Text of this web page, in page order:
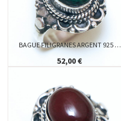
BAGUE FILIGRANES ARGENT 925 …
52,00 €